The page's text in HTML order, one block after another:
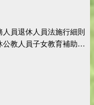
人員退休人員法施行細則
教人員子女教育補助規定